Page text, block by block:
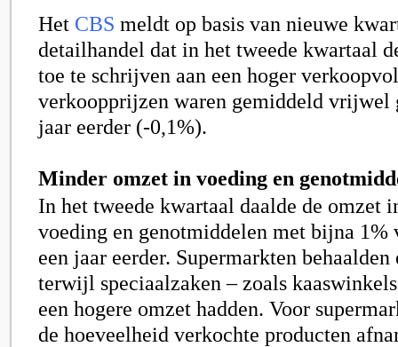
Het CBS meldt op basis van nieuwe
detailhandel dat in het tweede kwartaal
toe te schrijven aan een hoger
verkoopprijzen waren gemiddeld vrijwel
jaar eerder (-0,1%).
Minder omzet in voeding en
In het tweede kwartaal daalde de omzet
voeding en genotmiddelen met bijna 1%
een jaar eerder. Supermarkten
terwijl speciaalzaken – zoals
een hogere omzet hadden. Voor
de hoeveelheid verkochte producten